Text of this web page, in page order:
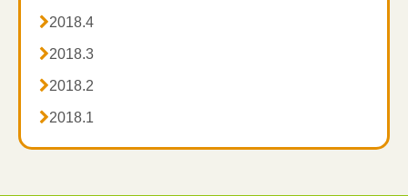
2018.4
2018.3
2018.2
2018.1